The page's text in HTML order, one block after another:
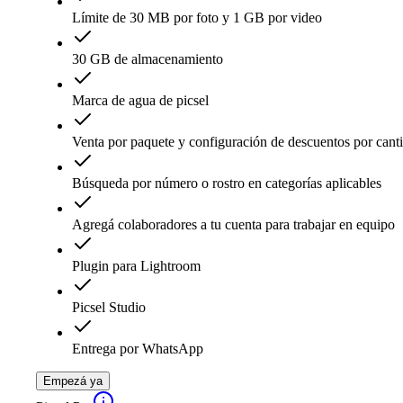
Límite de 30 MB por foto y 1 GB por video
30 GB de almacenamiento
Marca de agua de picsel
Venta por paquete y configuración de descuentos por
Búsqueda por número o rostro en categorías aplicables
Agregá colaboradores a tu cuenta para trabajar en equipo
Plugin para Lightroom
Picsel Studio
Entrega por WhatsApp
Empezá ya